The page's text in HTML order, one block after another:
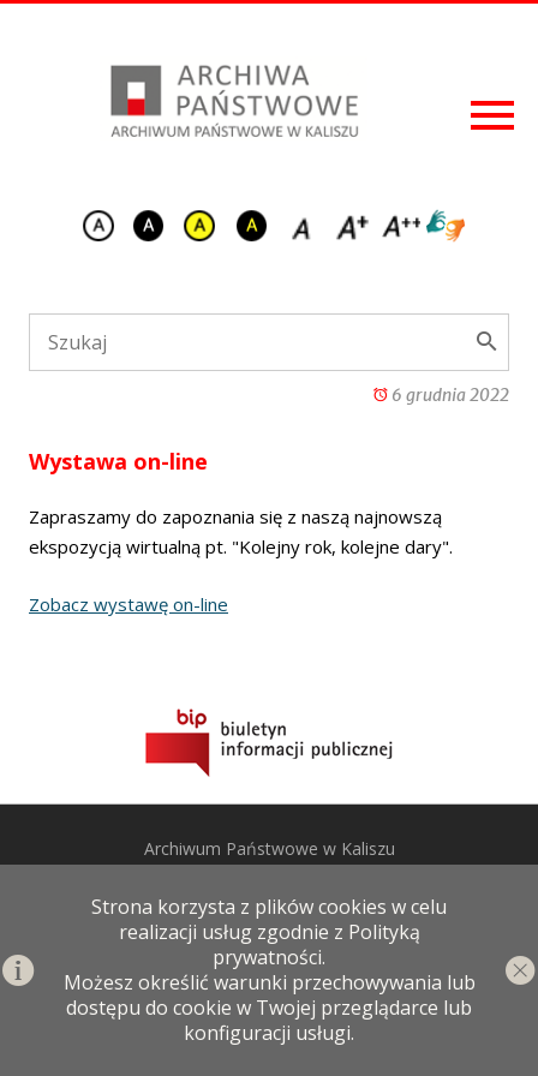
Strona korzysta z plików cookies w celu
realizacji usług zgodnie z Polityką
prywatności.
Możesz określić warunki przechowywania lub
dostępu do cookie w Twojej przeglądarce lub
konfiguracji usługi.
Wystawa on-line
6 grudnia 2022
Zapraszamy do zapoznania się z naszą najnowszą
ekspozycją wirtualną pt. "Kolejny rok, kolejne dary".
Zobacz wystawę on-line
Archiwum Państwowe w Kaliszu
woj. wielkopolskie
telefon: +48 62 767 10 22
fax: +48 62 767 10 22
sekretariat@kalisz.ap.gov.pl